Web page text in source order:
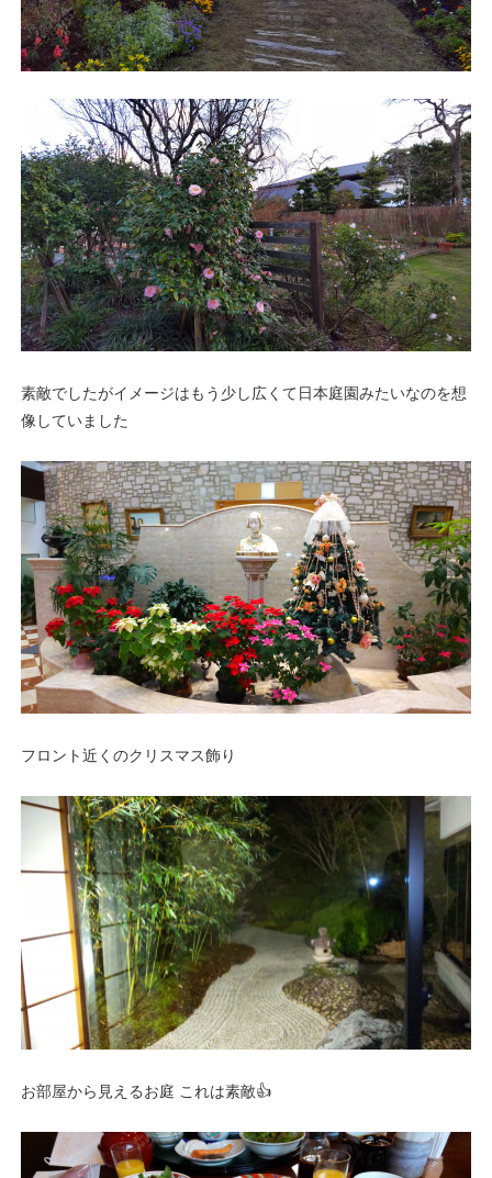
素敵でしたがイメージはもう少し広くて日本庭園みたいなのを想
像していました
フロント近くのクリスマス飾り
お部屋から見えるお庭 これは素敵👍️